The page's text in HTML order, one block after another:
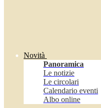
Novità
Panoramica
Le notizie
Le circolari
Calendario eventi
Albo online